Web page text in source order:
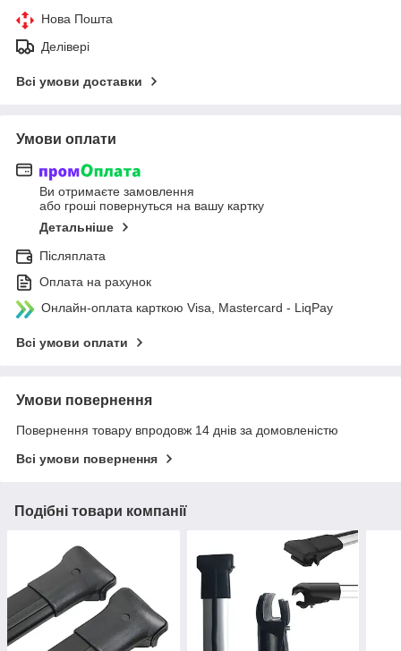
Нова Пошта
Делівері
Всі умови доставки
Умови оплати
Ви отримаєте замовлення
або гроші повернуться на вашу картку
Детальніше
Післяплата
Оплата на рахунок
Онлайн-оплата карткою Visa, Mastercard - LiqPay
Всі умови оплати
Умови повернення
Повернення товару впродовж 14 днів за домовленістю
Всі умови повернення
Подібні товари компанії